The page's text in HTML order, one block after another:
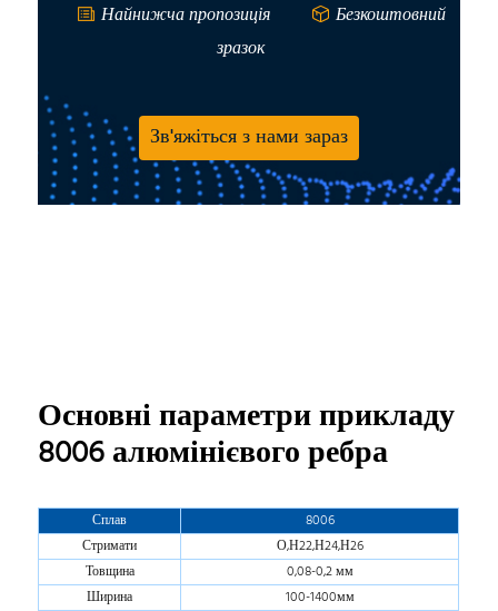
Найнижча пропозиція
Безкоштовний
зразок
Зв'яжіться з нами зараз
Основні параметри прикладу
8006 алюмінієвого ребра
Сплав
8006
Стримати
О,Н22,Н24,Н26
Товщина
0,08-0,2 мм
Ширина
100-1400мм